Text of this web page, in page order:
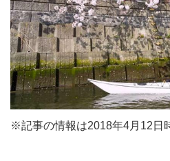
※記事の情報は2018年4月12日